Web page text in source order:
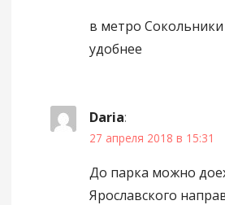
в метро Сокольники
удобнее
Daria:
27 апреля 2018 в 15:31
До парка можно
Ярославского